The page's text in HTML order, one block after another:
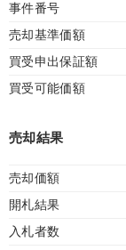
事件番号
売却基準価額
買受申出保証額
買受可能価額
売却結果
売却価額
開札結果
入札者数